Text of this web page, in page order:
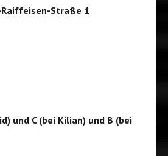
Straße 1
und C (bei Kilian) und B (bei